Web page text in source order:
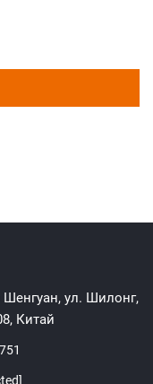
ул. Шилонг,
Китай